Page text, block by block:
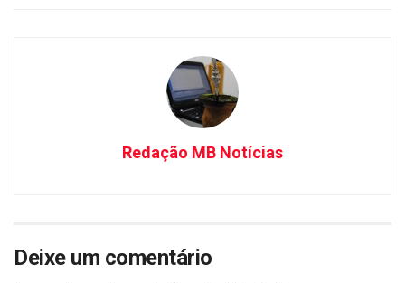
Redação MB Notícias
Deixe um comentário